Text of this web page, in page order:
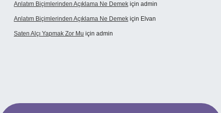
Anlatım Biçimlerinden Açıklama Ne Demek için admin
Anlatım Biçimlerinden Açıklama Ne Demek için Elvan
Saten Alçı Yapmak Zor Mu için admin